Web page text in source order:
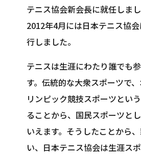
テニス協会新会長に就任しま
2012年4月には日本テニス協
行しました。
テニスは生涯にわたり誰でも
す。伝統的な大衆スポーツで
リンピック競技スポーツとい
ることから、国民スポーツと
いえます。そうしたことから
い、日本テニス協会は生涯ス